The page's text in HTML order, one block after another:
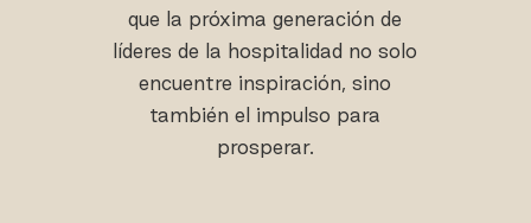
que la próxima generación de
líderes de la hospitalidad no solo
encuentre inspiración, sino
también el impulso para
prosperar.